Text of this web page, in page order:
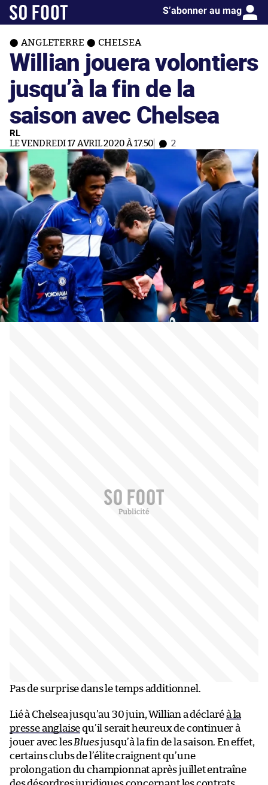
S’abonner au mag
ANGLETERRE CHELSEA
Willian jouera volontiers
jusqu’à la fin de la
saison avec Chelsea
RL
LE VENDREDI 17 AVRIL 2020 À 17:50 2
Pas de surprise dans le temps additionnel.
Lié à Chelsea jusqu’au 30 juin, Willian a déclaréà la
presse anglaisequ’il serait heureux de continuer à
jouer avec lesBluesjusqu’à la fin de la saison. En effet,
certains clubs de l’élite craignent qu’une
prolongation du championnat après juillet entraîne